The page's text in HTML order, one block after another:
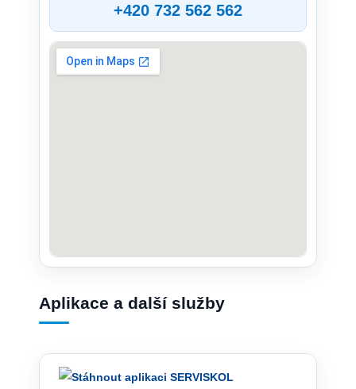
+420 732 562 562
Aplikace a další služby